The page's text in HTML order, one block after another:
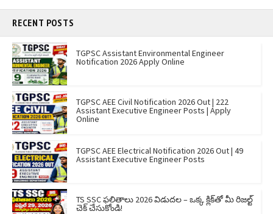
RECENT POSTS
TGPSC Assistant Environmental Engineer
Notification 2026 Apply Online
TGPSC AEE Civil Notification 2026 Out | 222
Assistant Executive Engineer Posts | Apply
Online
TGPSC AEE Electrical Notification 2026 Out | 49
Assistant Executive Engineer Posts
TS SSC ఫలితాలు 2026 విడుదల – ఒక్క క్లిక్‌తో మీ రిజల్ట్
చెక్ చేసుకోండి!